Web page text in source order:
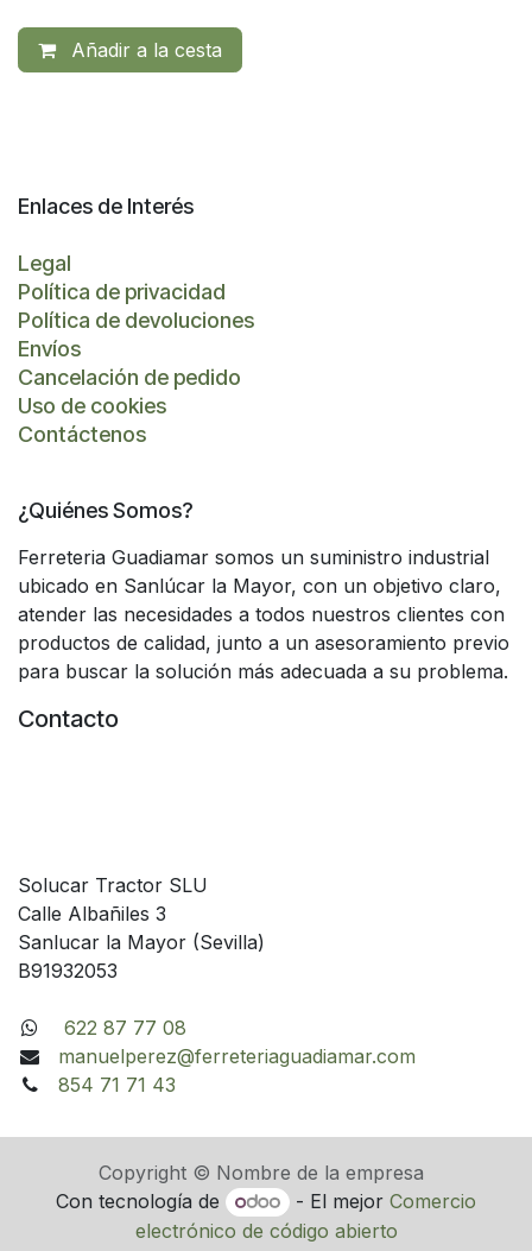
Añadir a la cesta
Enlaces de Interés
Legal
Política de privacidad
Política de devoluciones
Envíos
Cancelación de pedido
Uso de cookies
Contáctenos
¿Quiénes Somos?
Ferreteria Guadiamar somos un suministro industrial
ubicado en Sanlúcar la Mayor, con un objetivo claro,
atender las necesidades a todos nuestros clientes con
productos de calidad, junto a un asesoramiento previo
para buscar la solución más adecuada a su problema.
Contacto
Solucar Tractor SLU
Calle Albañiles 3
Sanlucar la Mayor (Sevilla)
B91932053
622 87 77 08
manuelperez@ferreteriaguadiamar.com
854 71 71 43
Copyright © Nombre de la empresa
Con tecnología de
- El mejorComercio
electrónico de código abierto